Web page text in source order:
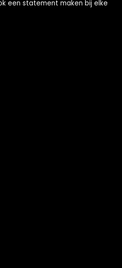
een statement maken bij elke